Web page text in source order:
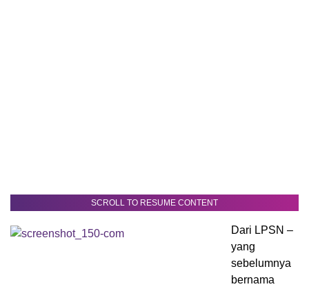
SCROLL TO RESUME CONTENT
Dari LPSN –
yang
sebelumnya
bernama